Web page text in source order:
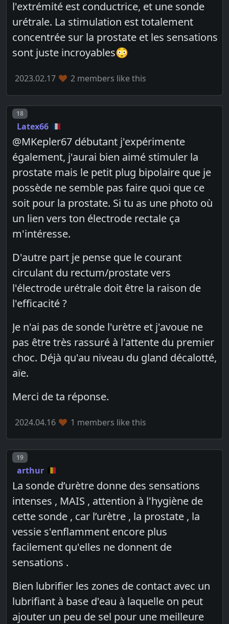
l'extrémité est conductrice, et une sonde
urétrale. La stimulation est totalement
concentrée sur la prostate et les sensations
sont juste incroyables😳
2023.02.17 2 members like this
Post number
18
Latex66
@MKepler67 débutant j'expérimente
également, j'aurai bien aimé stimuler la
prostate mais le petit plug bipolaire que je
possède ne semble pas faire quoi que ce
soit pour la prostate. Si tu as une photo où
un lien vers ton électrode rectale ça
m'intéresse.
D'autre part je pense que le courant
circulant du rectum/prostate vers
l'électrode urétrale doit être la raison de
l'efficacité ?
Je n'ai pas de sonde l'urètre et j'avoue ne
pas être très rassuré à l'attente du premier
choc. Déjà qu'au niveau du gland décalotté,
aïe.
Merci de ta réponse.
2024.04.16 1 members like this
Post number
19
arthur
La sonde d’urètre donne des sensations
intenses , MAIS , attention à l'hygiène de
cette sonde , car l’urètre , la prostate , la
vessie s'enflamment encore plus
facilement qu'elles ne donnent de
sensations .
Bien lubrifier les zones de contact avec un
lubrifiant à base d'eau à laquelle on peut
ajouter un peu de sel pour une meilleure